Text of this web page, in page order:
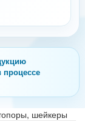
процессе
шейкеры